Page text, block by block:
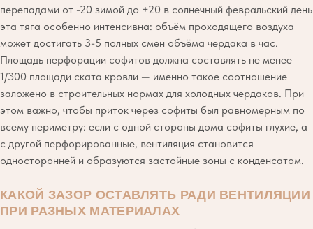
перепадами от -20 зимой до +20 в солнечный февральский день
эта тяга особенно интенсивна: объём проходящего воздуха
может достигать 3-5 полных смен объёма чердака в час.
Площадь перфорации софитов должна составлять не менее
1/300 площади ската кровли — именно такое соотношение
заложено в строительных нормах для холодных чердаков. При
этом важно, чтобы приток через софиты был равномерным по
всему периметру: если с одной стороны дома софиты глухие, а
с другой перфорированные, вентиляция становится
односторонней и образуются застойные зоны с конденсатом.
КАКОЙ ЗАЗОР ОСТАВЛЯТЬ РАДИ ВЕНТИЛЯЦИИ
ПРИ РАЗНЫХ МАТЕРИАЛАХ